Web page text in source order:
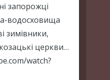
запорожці
водосховища
зимівники,
церкви…
watch?